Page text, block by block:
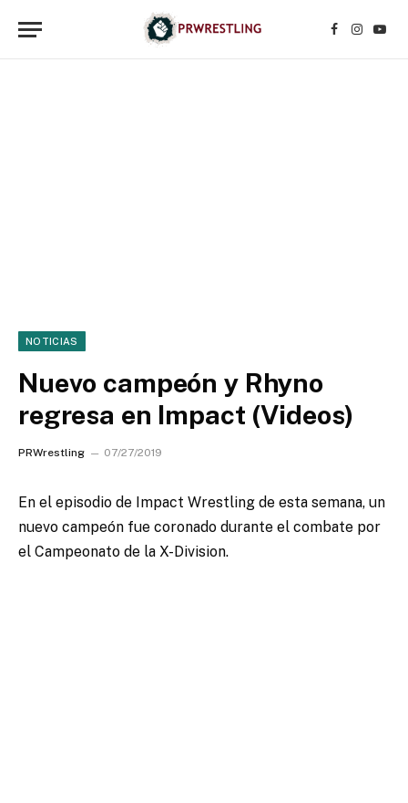
Facebook
NOTICIAS
Nuevo campeón y Rhyno
regresa en Impact (Videos)
PRWrestling 07/27/2019
En el episodio de Impact Wrestling de esta semana, un
nuevo campeón fue coronado durante el combate por
el Campeonato de la X-Division.